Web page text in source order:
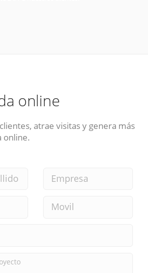
online
atrae visitas y genera más
online.